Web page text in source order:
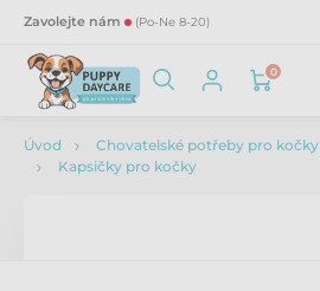
Zavolejte nám (Po-Ne 8-20)
0
Úvod Chovatelské potřeby pro kočky
Kapsičky pro kočky